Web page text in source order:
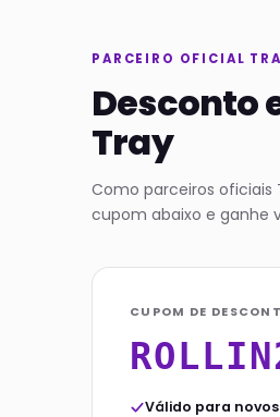
PARCEIRO OFICIAL
Desconto
Tray
Como parceiros oficiais
cupom abaixo e ganhe
CUPOM DE
Válido para